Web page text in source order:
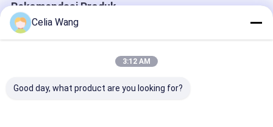
Rekomendasi Produk
Celia Wang
3:12 AM
Good day, what product are you looking for?